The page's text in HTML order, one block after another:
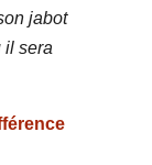
jabot
il sera